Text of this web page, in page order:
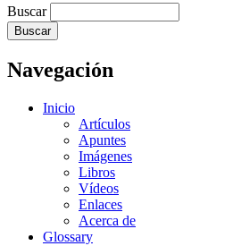
Buscar
Navegación
Inicio
Artículos
Apuntes
Imágenes
Libros
Vídeos
Enlaces
Acerca de
Glossary